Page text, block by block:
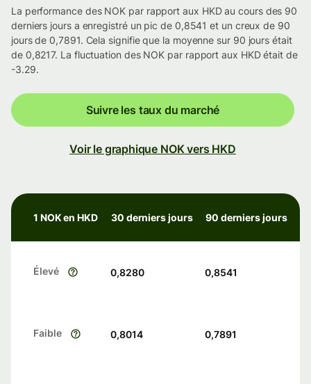
La performance des NOK par rapport aux HKD au cours des 90
derniers jours a enregistré un pic de 0,8541 et un creux de 90
jours de 0,7891. Cela signifie que la moyenne sur 90 jours était
de 0,8217. La fluctuation des NOK par rapport aux HKD était de
-3.29.
Suivre les taux du marché
Voir le graphique NOK vers HKD
1 NOK en HKD 30 derniers jours 90 derniers jours
Élevé 0,8280 0,8541
Faible 0,8014 0,7891